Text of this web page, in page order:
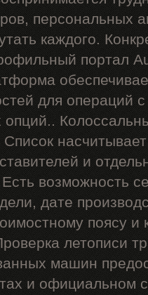
персональных
каждого.
портал
для операций
и
возможность
дате
поясу и
летописи
машин
и официальном